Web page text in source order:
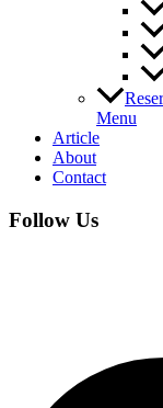
Menu
Article
About
Contact
Follow Us